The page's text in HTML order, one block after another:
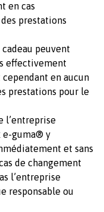
en cas
prestations
peuvent
effectivement
en aucun
prestations pour le
l’entreprise
e-guma® y
et sans
de changement
l’entreprise
responsable ou